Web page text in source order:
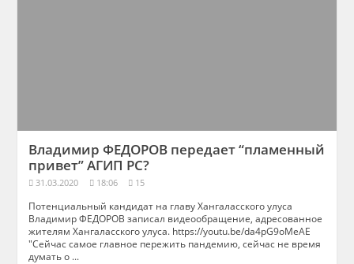
Владимир ФЕДОРОВ передает “пламенный
привет” АГИП РС?
31.03.2020 18:06 15
Потенциальный кандидат на главу Хангаласского улуса
Владимир ФЕДОРОВ записал видеообращение, адресованное
жителям Хангаласского улуса. https://youtu.be/da4pG9oMeAE
"Сейчас самое главное пережить пандемию, сейчас не время
думать о ...